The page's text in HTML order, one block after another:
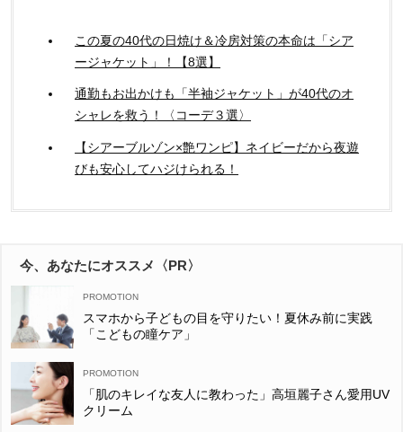
この夏の40代の日焼け＆冷房対策の本命は「シア
ージャケット」！【8選】
通勤もお出かけも「半袖ジャケット」が40代のオ
シャレを救う！〈コーデ３選〉
【シアーブルゾン×艶ワンピ】ネイビーだから夜遊
びも安心してハジけられる！
今、あなたにオススメ〈PR〉
スマホから子どもの目を守りたい！夏休み前に実践
「こどもの瞳ケア」
「肌のキレイな友人に教わった」高垣麗子さん愛用UV
クリーム